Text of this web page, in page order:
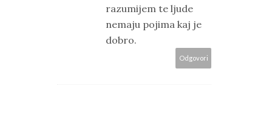
razumijem te ljude
nemaju pojima kaj je
dobro.
Odgovori